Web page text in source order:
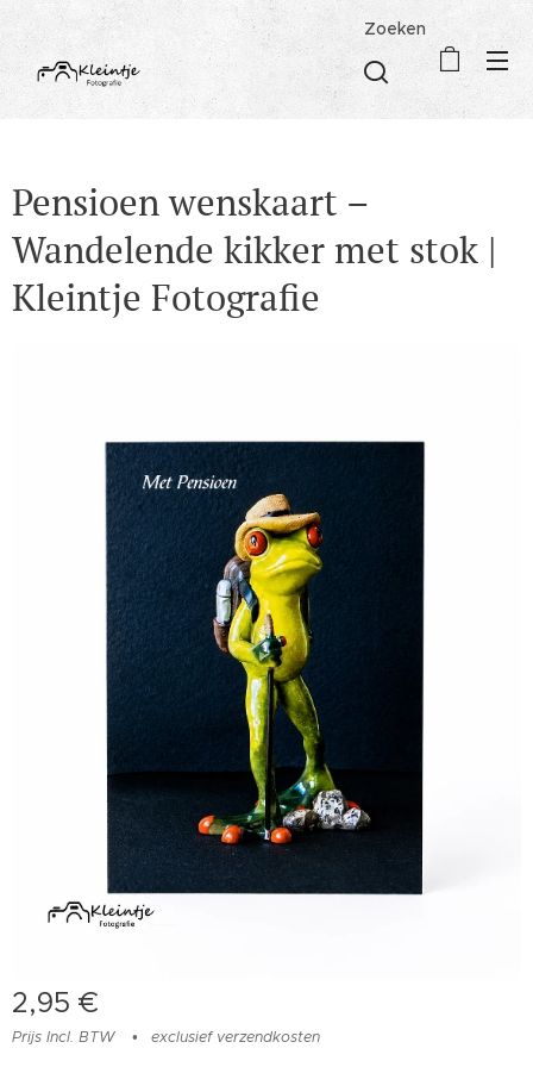
Zoeken
Pensioen wenskaart –
Wandelende kikker met stok |
Kleintje Fotografie
2,95 €
Prijs Incl. BTW exclusief verzendkosten